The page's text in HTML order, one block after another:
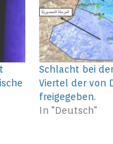
Schlacht bei
Viertel der von
freigegeben.
In "Deutsch"